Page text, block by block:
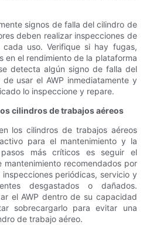
signos de falla del cilindro de
deben realizar inspecciones de
uso. Verifique si hay fugas,
en el rendimiento de la plataforma
detecta algún signo de falla del
usar el AWP inmediatamente y
lo inspeccione y repare.
cilindros de trabajos aéreos
los cilindros de trabajos aéreos
para el mantenimiento y la
más críticos es seguir el
recomendados por
periódicas, servicio y
desgastados o dañados.
el AWP dentro de su capacidad
sobrecargarlo para evitar una
de trabajo aéreo.